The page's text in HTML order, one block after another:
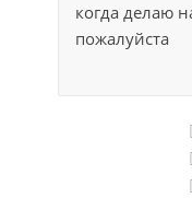
когда делаю
пожалуйста